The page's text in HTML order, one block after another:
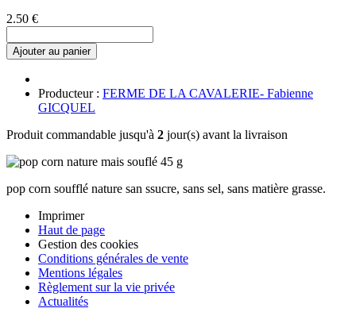
2.50 €
Ajouter au panier
Producteur : FERME DE LA CAVALERIE- Fabienne
GICQUEL
Produit commandable jusqu'à 2 jour(s) avant la livraison
pop corn soufflé nature san ssucre, sans sel, sans matière grasse.
Imprimer
Haut de page
Gestion des cookies
Conditions générales de vente
Mentions légales
Règlement sur la vie privée
Actualités